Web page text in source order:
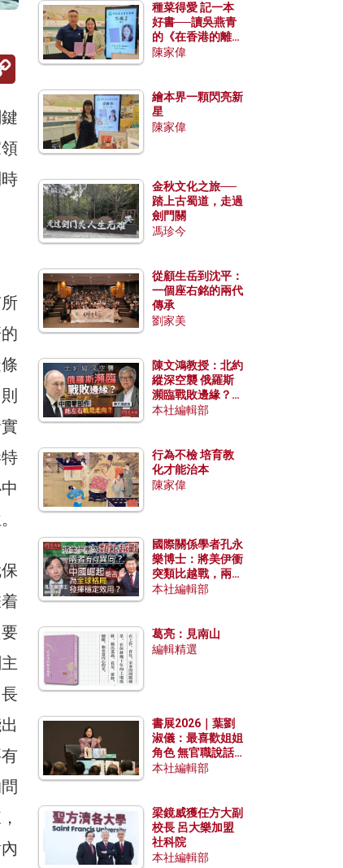
Copy
種菜得愛 記一本
好書──讀吳燕青
的《在香港的離島
種菜》
陳家偉
繪本界一顆閃亮新
星
陳家偉
金秋文化之旅──
踏上古蜀道，走過
劍門關
馮珍今
從顧生岳到沈平：
一個座右銘的兩代
傳承
劉家美
陳文鴻教授：北約
縱深空襲 俄羅斯
瀕臨戰敗邊緣？中
國零部件能左右戰
本社編輯部
行為不檢 培育教
化才能治本
陳家偉
國際關係學者孔永
樂博士：將美伊衝
突類比越戰，兩者
有何異同？中國崛
本社編輯部
葛亮：見南山
編輯精選
書展2026｜葉劉
淑儀：最喜歡姐姐
角色 無官職說話
包袱少
本社編輯部
梁鏡威獲任方大副
校長 呂大樂加盟
社科院
本社編輯部